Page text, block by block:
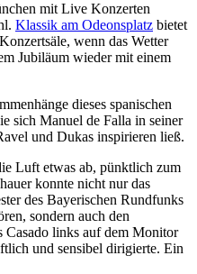
mit Live Konzerten
Klassik am Odeonsplatz bietet
wenn das Wetter
Jubiläum wieder mit einem
dieses spanischen
sich Manuel de Falla in seiner
und Dukas inspirieren ließ.
Luft etwas ab, pünktlich zum
konnte nicht nur das
des Bayerischen Rundfunks
sondern auch den
Casado links auf dem Monitor
und sensibel dirigierte. Ein